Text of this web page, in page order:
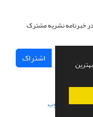
در خبرنامه نشریه مشترک
اشتراک
سازی از سیناوب